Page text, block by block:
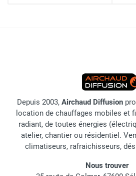
Depuis 2003, Airchaud Diffusion
location de chauffages mobiles et
radiant, de toutes énergies
atelier, chantier ou résidentiel.
climatiseurs, rafraichisseurs,
Nous trouver